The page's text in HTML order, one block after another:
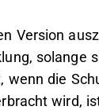
Version
solange
die
wird,